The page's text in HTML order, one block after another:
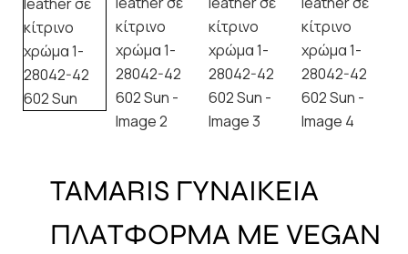
TAMARIS ΓΥΝΑΙΚΕΙΑ
ΠΛΑΤΦΟΡΜΑ ΜΕ VEGAN